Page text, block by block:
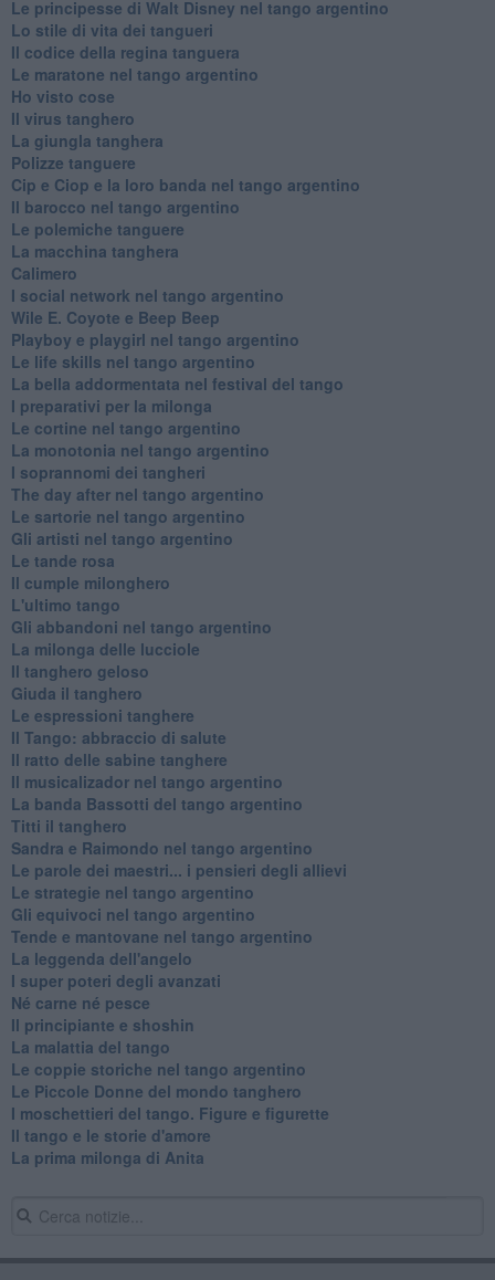
Le principesse di Walt Disney nel tango argentino
Lo stile di vita dei tangueri
Il codice della regina tanguera
Le maratone nel tango argentino
Ho visto cose
Il virus tanghero
La giungla tanghera
Polizze tanguere
Cip e Ciop e la loro banda nel tango argentino
Il barocco nel tango argentino
Le polemiche tanguere
La macchina tanghera
Calimero
​I social network nel tango argentino
Wile E. Coyote e Beep Beep
Playboy e playgirl nel tango argentino
Le life skills nel tango argentino
La bella addormentata nel festival del tango
I preparativi per la milonga
Le cortine nel tango argentino
La monotonia nel tango argentino
I soprannomi dei tangheri
The day after nel tango argentino
Le sartorie nel tango argentino
Gli artisti nel tango argentino
Le tande rosa
Il cumple milonghero
L'ultimo tango
Gli abbandoni nel tango argentino
La milonga delle lucciole
Il tanghero geloso
Giuda il tanghero
Le espressioni tanghere
Il Tango: abbraccio di salute
Il ratto delle sabine tanghere
Il musicalizador nel tango argentino
La banda Bassotti del tango argentino
Titti il tanghero
Sandra e Raimondo nel tango argentino
Le parole dei maestri... i pensieri degli allievi
Le strategie nel tango argentino
Gli equivoci nel tango argentino
Tende e mantovane nel tango argentino
La leggenda dell'angelo
I super poteri degli avanzati
​Né carne né pesce
Il principiante e shoshin
La malattia del tango
Le coppie storiche nel tango argentino
​Le Piccole Donne del mondo tanghero
I moschettieri del tango. Figure e figurette
Il tango e le storie d'amore
​La prima milonga di Anita